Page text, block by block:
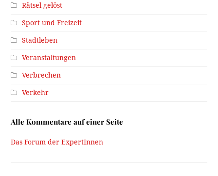
Rätsel gelöst
Sport und Freizeit
Stadtleben
Veranstaltungen
Verbrechen
Verkehr
Alle Kommentare auf einer Seite
Das Forum der ExpertInnen